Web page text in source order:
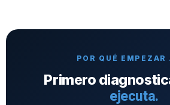
POR QUÉ EMPEZAR
Primero
ejecuta.